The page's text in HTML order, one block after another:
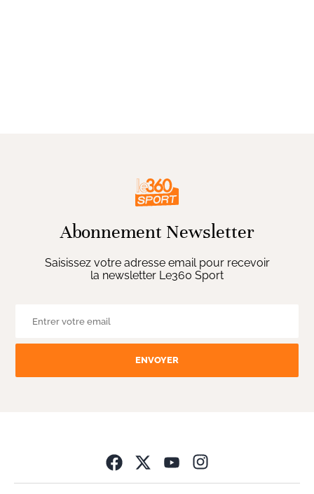
Abonnement Newsletter
Saisissez votre adresse email pour recevoir
la newsletter Le360 Sport
ENVOYER